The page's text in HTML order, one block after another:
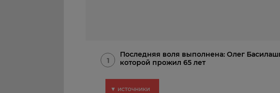
1
Последняя воля выполнена: Олег
которой прожил 65 лет
▼ источники